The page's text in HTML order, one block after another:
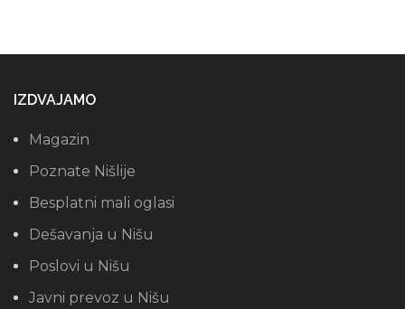
IZDVAJAMO
Magazin
Poznate Nišlije
Besplatni mali oglasi
Dešavanja u Nišu
Poslovi u Nišu
Javni prevoz u Nišu